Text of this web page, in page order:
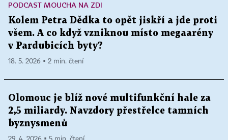
PODCAST MOUCHA NA ZDI
Kolem Petra Dědka to opět jiskří a jde proti
všem. A co když vzniknou místo megaarény
v Pardubicích byty?
18. 5. 2026 ▪ 2 min. čtení
Olomouc je blíž nové multifunkční hale za
2,5 miliardy. Navzdory přestřelce tamních
byznysmenů